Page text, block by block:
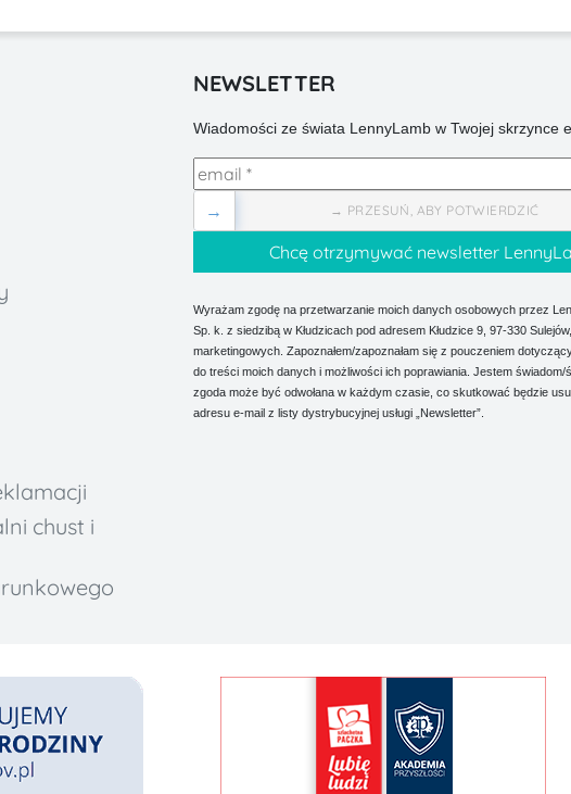
chust i
NEWSLETTER
Wiadomości ze świata LennyLamb w Twojej skrzynce
→ PRZESUŃ, ABY POTWIERDZIĆ
→
Wyrażam zgodę na przetwarzanie moich danych osobowych przez
Sp. k. z siedzibą w Kłudzicach pod adresem Kłudzice 9, 97-330
marketingowych. Zapoznałem/zapoznałam się z pouczeniem
do treści moich danych i możliwości ich poprawiania. Jestem świadom/
zgoda może być odwołana w każdym czasie, co skutkować będzie
adresu e-mail z listy dystrybucyjnej usługi „Newsletter”.